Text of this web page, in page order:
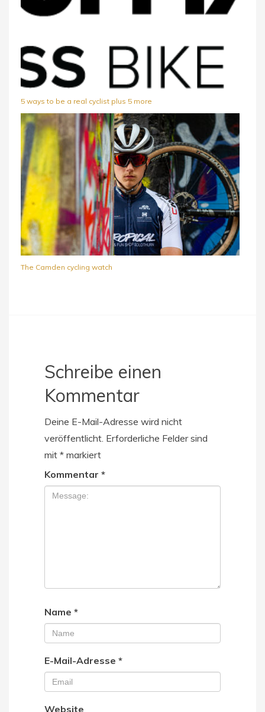
5 ways to be a real cyclist plus 5 more
The Camden cycling watch
Schreibe einen
Kommentar
Deine E-Mail-Adresse wird nicht
veröffentlicht. Erforderliche Felder sind
mit * markiert
Kommentar *
Name *
E-Mail-Adresse *
Website